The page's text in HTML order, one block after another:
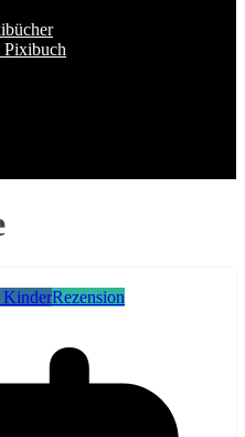
Pixibuch
KinderRezension